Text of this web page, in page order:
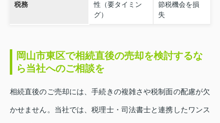
税務
性（要タイミン
グ）
節税機会を損
失
岡山市東区で相続直後の売却を検討するな
ら当社へのご相談を
相続直後のご売却には、手続きの複雑さや税制面の配慮が欠
かせません。当社では、税理士・司法書士と連携したワンス